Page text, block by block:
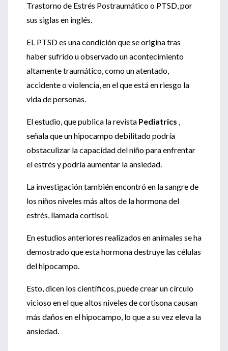
Trastorno de Estrés Postraumático o PTSD, por
sus siglas en inglés.
EL PTSD es una condición que se origina tras
haber sufrido u observado un acontecimiento
altamente traumático, como un atentado,
accidente o violencia, en el que está en riesgo la
vida de personas.
El estudio, que publica la revista Pediatrics ,
señala que un hipocampo debilitado podría
obstaculizar la capacidad del niño para enfrentar
el estrés y podría aumentar la ansiedad.
La investigación también encontró en la sangre de
los niños niveles más altos de la hormona del
estrés, llamada cortisol.
En estudios anteriores realizados en animales se ha
demostrado que esta hormona destruye las células
del hipocampo.
Esto, dicen los científicos, puede crear un círculo
vicioso en el que altos niveles de cortisona causan
más daños en el hipocampo, lo que a su vez eleva la
ansiedad.